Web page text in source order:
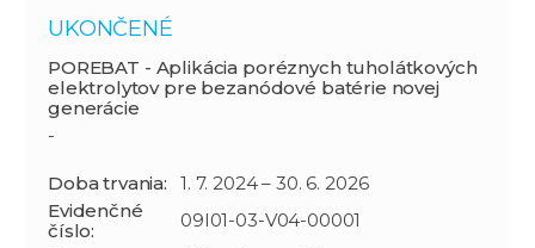
UKONČENÉ
POREBAT - Aplikácia poréznych tuholátkových
elektrolytov pre bezanódové batérie novej
generácie
-
Doba trvania:
1. 7. 2024 – 30. 6. 2026
Evidenčné
číslo:
09I01-03-V04-00001